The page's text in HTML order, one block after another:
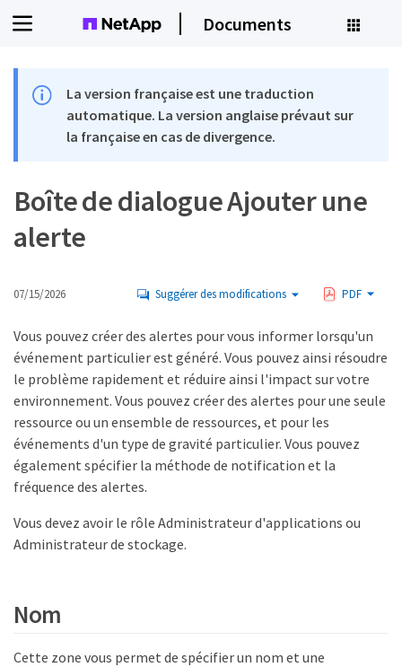
Documents
La version française est une traduction
automatique. La version anglaise prévaut sur
la française en cas de divergence.
Boîte de dialogue Ajouter une
alerte
07/15/2026 Suggérer des modifications PDF
Vous pouvez créer des alertes pour vous informer lorsqu'un
événement particulier est généré. Vous pouvez ainsi résoudre
le problème rapidement et réduire ainsi l'impact sur votre
environnement. Vous pouvez créer des alertes pour une seule
ressource ou un ensemble de ressources, et pour les
événements d'un type de gravité particulier. Vous pouvez
également spécifier la méthode de notification et la
fréquence des alertes.
Vous devez avoir le rôle Administrateur d'applications ou
Administrateur de stockage.
Nom
Cette zone vous permet de spécifier un nom et une